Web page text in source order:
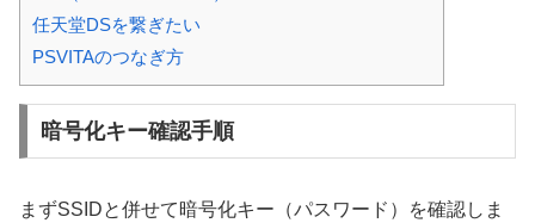
任天堂DSを繋ぎたい
PSVITAのつなぎ方
暗号化キー確認手順
まずSSIDと併せて暗号化キー（パスワード）を確認しま